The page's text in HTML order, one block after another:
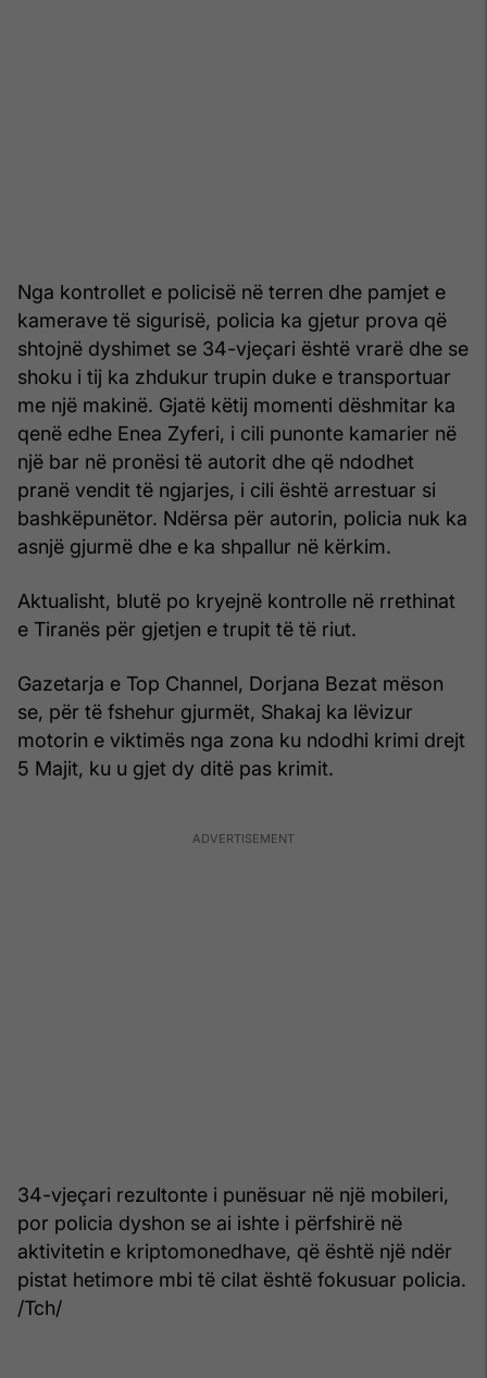
Nga kontrollet e policisë në terren dhe pamjet e
kamerave të sigurisë, policia ka gjetur prova që
shtojnë dyshimet se 34-vjeçari është vrarë dhe se
shoku i tij ka zhdukur trupin duke e transportuar
me një makinë. Gjatë këtij momenti dëshmitar ka
qenë edhe Enea Zyferi, i cili punonte kamarier në
një bar në pronësi të autorit dhe që ndodhet
pranë vendit të ngjarjes, i cili është arrestuar si
bashkëpunëtor. Ndërsa për autorin, policia nuk ka
asnjë gjurmë dhe e ka shpallur në kërkim.
Aktualisht, blutë po kryejnë kontrolle në rrethinat
e Tiranës për gjetjen e trupit të të riut.
Gazetarja e Top Channel, Dorjana Bezat mëson
se, për të fshehur gjurmët, Shakaj ka lëvizur
motorin e viktimës nga zona ku ndodhi krimi drejt
5 Majit, ku u gjet dy ditë pas krimit.
34-vjeçari rezultonte i punësuar në një mobileri,
por policia dyshon se ai ishte i përfshirë në
aktivitetin e kriptomonedhave, që është një ndër
pistat hetimore mbi të cilat është fokusuar policia.
/Tch/